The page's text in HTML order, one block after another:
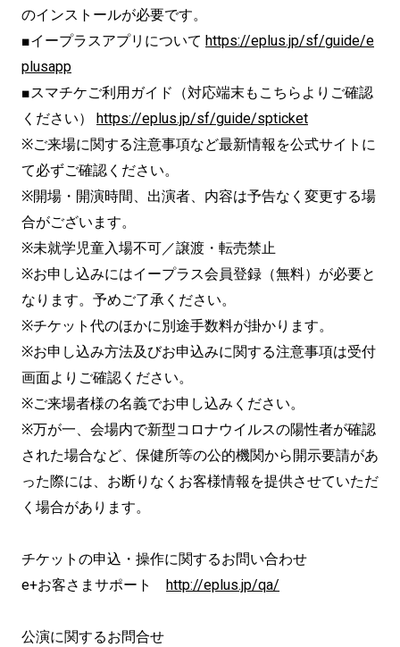
のインストールが必要です。
■イープラスアプリについて https://eplus.jp/sf/guide/e
plusapp
■スマチケご利用ガイド（対応端末もこちらよりご確認
ください） https://eplus.jp/sf/guide/spticket
※ご来場に関する注意事項など最新情報を公式サイトに
て必ずご確認ください。
※開場・開演時間、出演者、内容は予告なく変更する場
合がございます。
※未就学児童入場不可／譲渡・転売禁止
※お申し込みにはイープラス会員登録（無料）が必要と
なります。予めご了承ください。
※チケット代のほかに別途手数料が掛かります。
※お申し込み方法及びお申込みに関する注意事項は受付
画面よりご確認ください。
※ご来場者様の名義でお申し込みください。
※万が一、会場内で新型コロナウイルスの陽性者が確認
された場合など、保健所等の公的機関から開示要請があ
った際には、お断りなくお客様情報を提供させていただ
く場合があります。
チケットの申込・操作に関するお問い合わせ
e+お客さまサポート http://eplus.jp/qa/
公演に関するお問合せ